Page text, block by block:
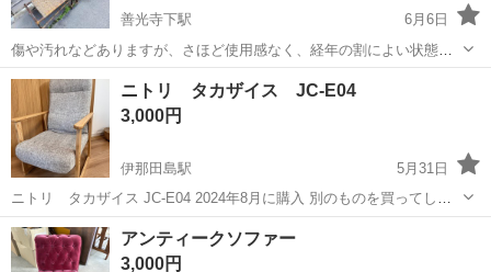
善光寺下駅
6月6日
傷や汚れなどありますが、さほど使用感なく、経年の割によい状態か
と思います。 ほこり汚れなどありますが、掃除していません。水洗い
などすれば、きれいになるかと思います。 パーツは収納できますが、
別々に分解はしないようです。 背も...
長野 長野市 善光寺下駅 椅子
ニトリ タカザイス JC-E04
3,000円
伊那田島駅
5月31日
ニトリ タカザイス JC-E04 2024年8月に購入 別のものを買ってしま
ったので出品します。 背もたれの裏側(黒い布が張ってある面)にシ
ミ？のようなものがありますが、初めからありました。(写真3枚目) 背
もたれは手...
長野 上伊那郡 伊那田島駅
アンティークソファー
3,000円